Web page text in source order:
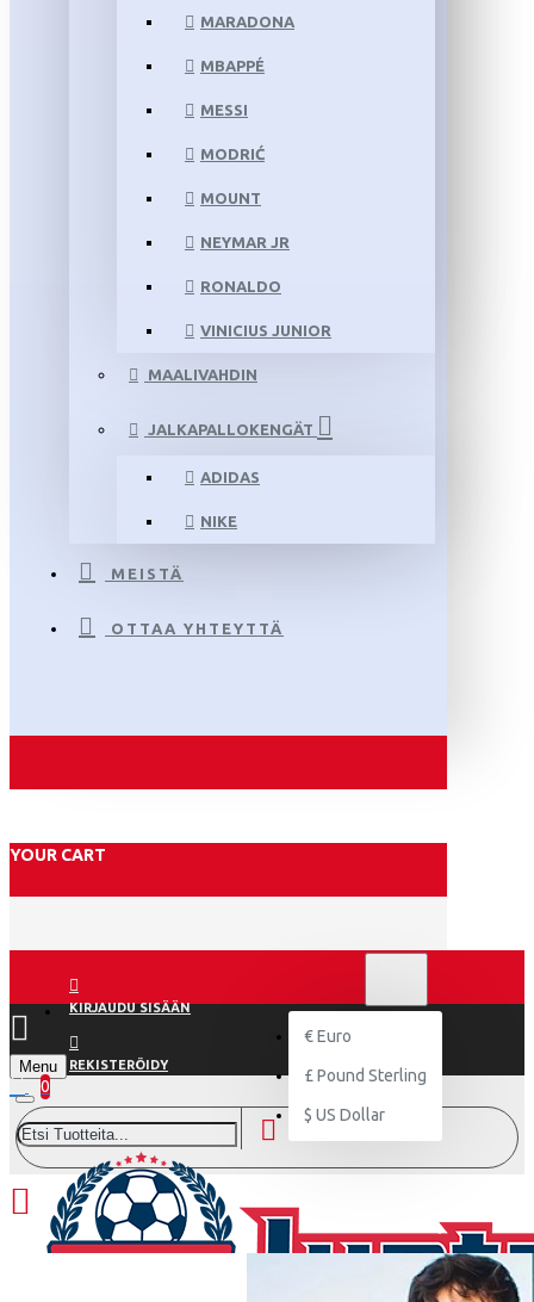
MARADONA
MBAPPÉ
MESSI
MODRIĆ
MOUNT
NEYMAR JR
RONALDO
VINICIUS JUNIOR
MAALIVAHDIN
JALKAPALLOKENGÄT
ADIDAS
NIKE
MEISTÄ
OTTAA YHTEYTTÄ
YOUR CART
KIRJAUDU SISÄÄN
REKISTERÖIDY
€ Euro
£ Pound Sterling
$ US Dollar
Menu
0